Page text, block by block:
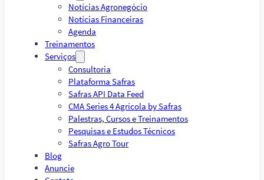
Notícias Agronegócio
Notícias Financeiras
Agenda
Treinamentos
Serviços
Consultoria
Plataforma Safras
Safras API Data Feed
CMA Series 4 Agrícola by Safras
Palestras, Cursos e Treinamentos
Pesquisas e Estudos Técnicos
Safras Agro Tour
Blog
Anuncie